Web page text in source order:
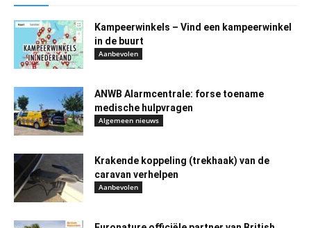
Kampeerwinkels – Vind een kampeerwinkel
in de buurt
Aanbevolen
ANWB Alarmcentrale: forse toename
medische hulpvragen
Algemeen nieuws
Krakende koppeling (trekhaak) van de
caravan verhelpen
Aanbevolen